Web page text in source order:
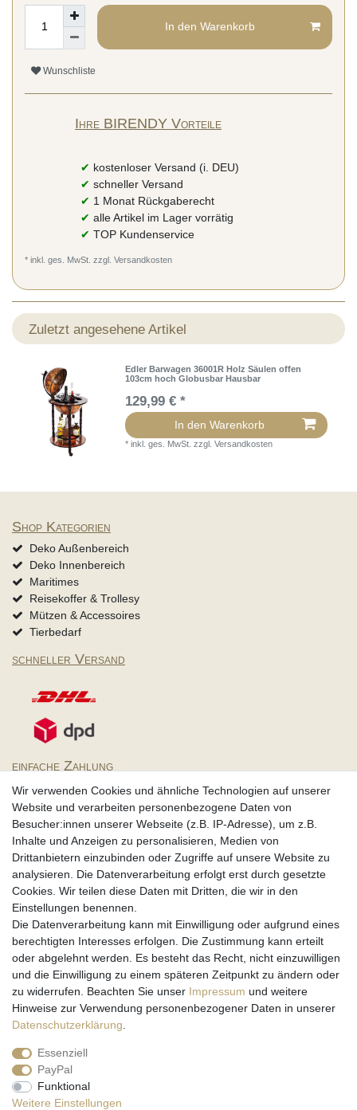
In den Warenkorb
Wunschliste
Ihre BIRENDY Vorteile
✔ kostenloser Versand (i. DEU)
✔ schneller Versand
✔ 1 Monat Rückgaberecht
✔ alle Artikel im Lager vorrätig
✔ TOP Kundenservice
* inkl. ges. MwSt. zzgl. Versandkosten
Zuletzt angesehene Artikel
Edler Barwagen 36001R Holz Säulen offen
103cm hoch Globusbar Hausbar
129,99 € *
In den Warenkorb
*inkl. ges. MwSt. zzgl.Versandkosten
Shop Kategorien
Deko Außenbereich
Deko Innenbereich
Maritimes
Reisekoffer & Trollesy
Mützen & Accessoires
Tierbedarf
schneller Versand
einfache Zahlung
Partner
Rechtssicherheit
Impressum
Barrierefreiheitserklärung
Wir verwenden Cookies und ähnliche Technologien auf unserer
Website und verarbeiten personenbezogene Daten von
Besucher:innen unserer Webseite (z.B. IP-Adresse), um z.B.
Inhalte und Anzeigen zu personalisieren, Medien von
Drittanbietern einzubinden oder Zugriffe auf unsere Website zu
analysieren. Die Datenverarbeitung erfolgt erst durch gesetzte
Cookies. Wir teilen diese Daten mit Dritten, die wir in den
Einstellungen benennen.
Die Datenverarbeitung kann mit Einwilligung oder aufgrund eines
berechtigten Interesses erfolgen. Die Zustimmung kann erteilt
oder abgelehnt werden. Es besteht das Recht, nicht einzuwilligen
und die Einwilligung zu einem späteren Zeitpunkt zu ändern oder
zu widerrufen. Beachten Sie unser Impressum und weitere
Hinweise zur Verwendung personenbezogener Daten in unserer
Daten­schutz­erklärung
Essenziell
PayPal
Funktional
Weitere Einstellungen